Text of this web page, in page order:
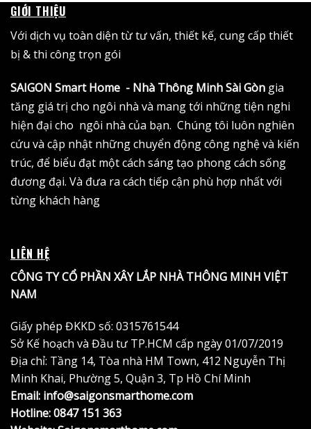
GIỚI THIỆU
Với dịch vụ toàn diện từ tư vấn, thiết kế, cung cấp thiết
bị & thi công trọn gói
SAIGON Smart Home - Nhà Thông Minh Sài Gòn gia
tăng giá trị cho ngôi nhà và mang tới những tiện nghi
hiện đại cho ngôi nhà của bạn. Chúng tôi luôn nghiên
cứu và cập nhật những chuyển động công nghệ và kiến
trúc, để biểu đạt một cách sáng tạo phong cách sống
đương đại. Và đưa ra cách tiếp cận phù hợp nhất với
từng khách hàng
LIÊN HỆ
CÔNG TY CỔ PHẦN XÂY LẮP NHÀ THÔNG MINH VIỆT
NAM
Giấy phép ĐKKD số: 0315761544
Sở Kế hoạch và Đầu tư TP.HCM cấp ngày 01/07/2019
Địa chỉ: Tầng 14, Tòa nhà HM Town, 412 Nguyễn Thị
Minh Khai, Phường 5, Quận 3, Tp Hồ Chí Minh
Email: info@saigonsmarthome.com
Hotline:0847 151 363